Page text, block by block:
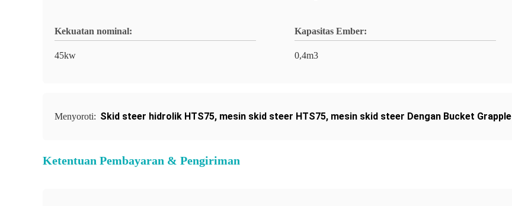
Kekuatan nominal:
45kw
Kapasitas Ember:
0,4m3
Menyoroti: Skid steer hidrolik HTS75, mesin skid steer HTS75, mesin skid steer Dengan Bucket Grapple
Ketentuan Pembayaran & Pengiriman